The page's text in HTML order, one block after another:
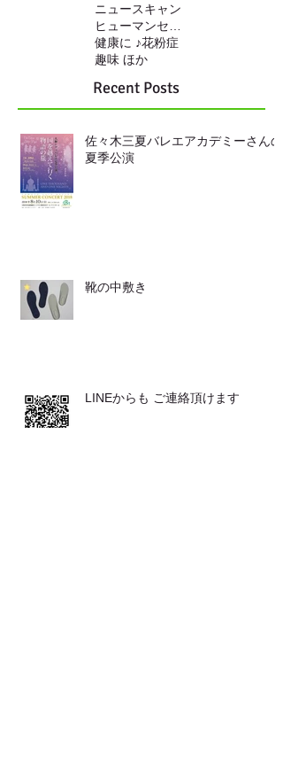
ニュースキャン
健康に ♪花粉症
趣味 ほか
Recent Posts
佐々木三夏バレエアカデミーさんの
夏季公演
靴の中敷き
LINEからも ご連絡頂けます